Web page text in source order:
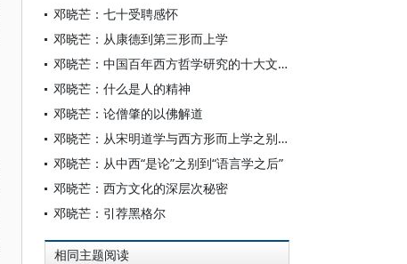
邓晓芒：七十受聘感怀
邓晓芒：从康德到第三形而上学
邓晓芒：中国百年西方哲学研究的十大文化错位
邓晓芒：什么是人的精神
邓晓芒：论僧肇的以佛解道
邓晓芒：从宋明道学与西方形而上学之别看中西文化分野
邓晓芒：从中西“是论”之别到“语言学之后”
邓晓芒：西方文化的深层次秘密
邓晓芒：引荐黑格尔
相同主题阅读